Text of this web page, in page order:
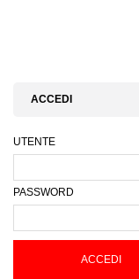
ACCEDI
UTENTE
PASSWORD